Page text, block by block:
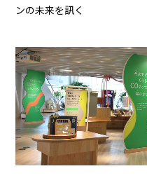
ンの未来を訊く